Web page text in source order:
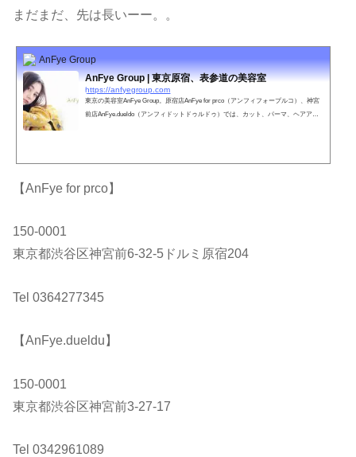
まだまだ、先は長いーー。。
AnFye Group
AnFye Group | 東京原宿、表参道の美容室
https://anfyegroup.com
東京の美容室AnFye Group。原宿店AnFye for prco（アンフィフォープルコ）、神宮
前店AnFye.dueldo（アンフィドットドゥルドゥ）では、カット、パーマ、ヘアアレ
【AnFye for prco】
150-0001
東京都渋谷区神宮前6-32-5ドルミ原宿204
Tel 0364277345
【AnFye.dueldu】
150-0001
東京都渋谷区神宮前3-27-17
Tel 0342961089